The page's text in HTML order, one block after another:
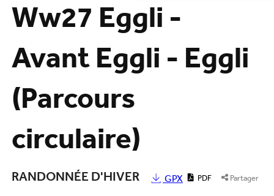
Ww27 Eggli -
Avant Eggli - Eggli
(Parcours
circulaire)
RANDONNÉE D'HIVER GPX PDF Partager